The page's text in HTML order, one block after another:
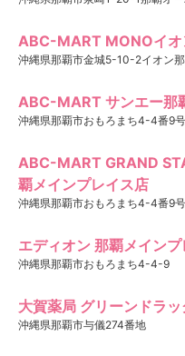
ABC-MART MONOイオ
沖縄県那覇市金城5-10-2イオン
ABC-MART サンエー那
沖縄県那覇市おもろまち4-4番9号
ABC-MART GRAND
覇メインプレイス店
沖縄県那覇市おもろまち4-4番9号
エディオン 那覇メイン
沖縄県那覇市おもろまち4-4-9
大賀薬局 グリーンドラ
沖縄県那覇市与儀274番地